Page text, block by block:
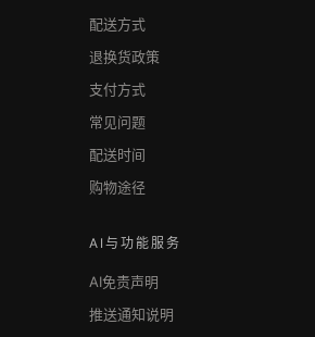
配送方式
退换货政策
支付方式
常见问题
配送时间
购物途径
AI与功能服务
AI免责声明
推送通知说明